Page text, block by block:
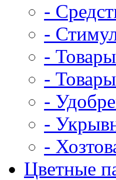
-
-
-
-
-
-
-
Цветные